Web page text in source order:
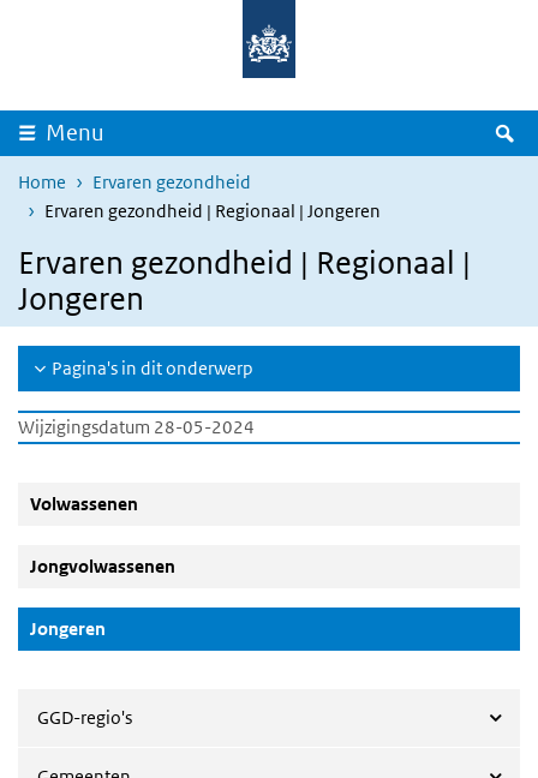
Overslaan en naar de inhoud gaan
Menu
Home
Ervaren gezondheid
Ervaren gezondheid | Regionaal | Jongeren
Ervaren gezondheid | Regionaal |
Jongeren
Pagina's in dit onderwerp
Wijzigingsdatum 28-05-2024
Volwassenen
Jongvolwassenen
Jongeren
GGD-regio's